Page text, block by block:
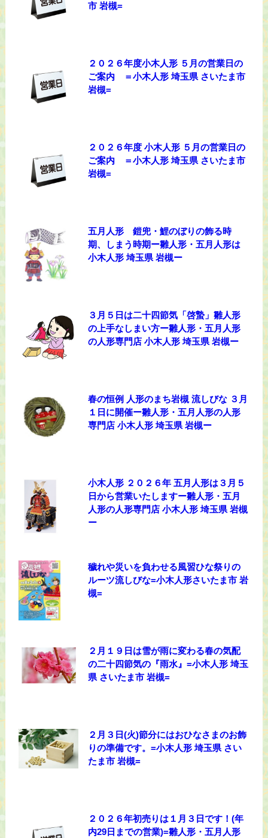
市 岩槻=
２０２６年度小木人形 ５月の営業日の
ご案内 ＝小木人形 埼玉県 さいたま市
岩槻=
２０２６年度 小木人形 ５月の営業日の
ご案内 ＝小木人形 埼玉県 さいたま市
岩槻=
五月人形 鎧兜・鯉のぼりの飾る時
期、しまう時期ー雛人形・五月人形は
小木人形 埼玉県 岩槻ー
３月５日は二十四節気「啓蟄」雛人形
の上手なしまい方ー雛人形・五月人形
の人形専門店 小木人形 埼玉県 岩槻ー
春の恒例 人形のまち岩槻 流しびな ３月
１日に開催ー雛人形・五月人形の人形
専門店 小木人形 埼玉県 岩槻ー
小木人形 ２０２６年 五月人形は３月５
日から営業いたしますー雛人形・五月
人形の人形専門店 小木人形 埼玉県 岩槻
ー
穢れや災いを負わせる風習ひな祭りの
ルーツ流しびな=小木人形さいたま市 岩
槻=
２月１９日は雪が雨に変わる春の気配
の二十四節気の『雨水』=小木人形 埼玉
県 さいたま市 岩槻=
２月３日(火)節分にはおひなさまのお飾
りの準備です。=小木人形 埼玉県 さい
たま市 岩槻=
２０２６年初売りは１月３日です！(年
内29日までの営業)=雛人形・五月人形